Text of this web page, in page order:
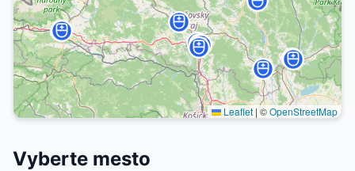
Leaflet | ©OpenStreetMap
Vyberte mesto